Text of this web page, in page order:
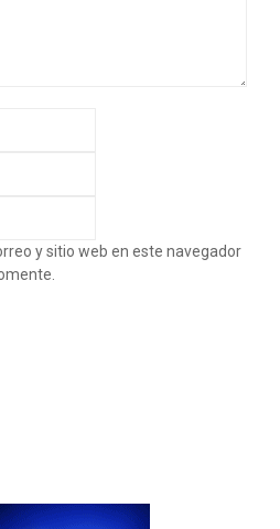
y sitio web en este navegador